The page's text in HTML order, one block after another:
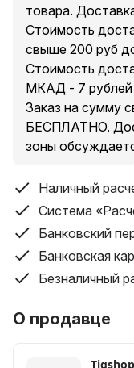
Класс защиты
IP54
Рабочая
от -10 до +50 °С
Подсветка экрана
Да
Многопозиционная
Нет
Резьба под штатив
Да
товара.
Стоимость
свыше 200 руб
Стоимость
МКАД - 7 рублей
Заказ на сумму
БЕСПЛАТНО.
зоны
Наличный
Система
Банковский
Банковская
Безналичный
О продавце